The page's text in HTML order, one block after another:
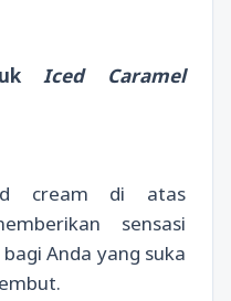
Iced Caramel
cream di atas
sensasi
Anda yang suka